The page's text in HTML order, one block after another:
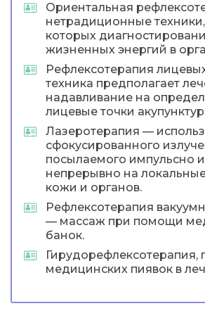
Ориентальная
нетрадиционные
которых
жизненных энергий в
Рефлексотерапия
техника предполагает
надавливание на
лицевые точки
Лазеротерапия —
сфокусированного
посылаемого импульсно
непрерывно на
кожи и органов.
Рефлексотерапия
— массаж при помощи
банок.
медицинских пиявок в